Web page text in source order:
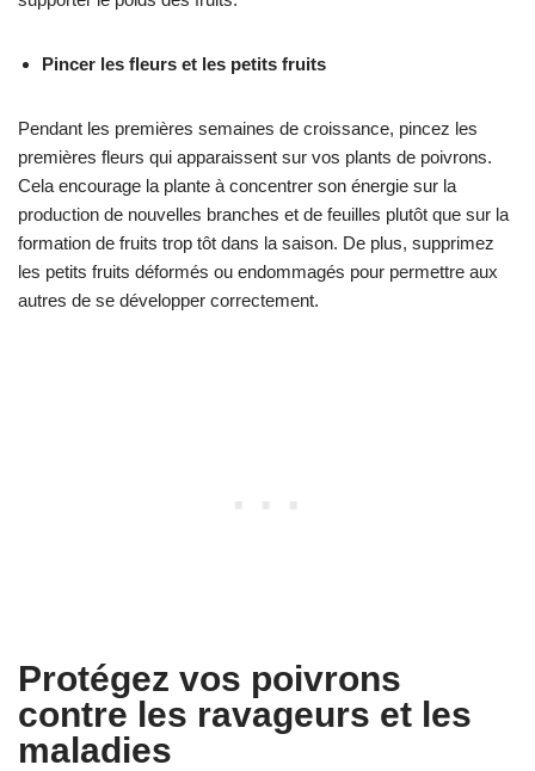
Pincer les fleurs et les petits fruits
Pendant les premières semaines de croissance, pincez les
premières fleurs qui apparaissent sur vos plants de poivrons.
Cela encourage la plante à concentrer son énergie sur la
production de nouvelles branches et de feuilles plutôt que sur la
formation de fruits trop tôt dans la saison. De plus, supprimez
les petits fruits déformés ou endommagés pour permettre aux
autres de se développer correctement.
Protégez vos poivrons
contre les ravageurs et les
maladies